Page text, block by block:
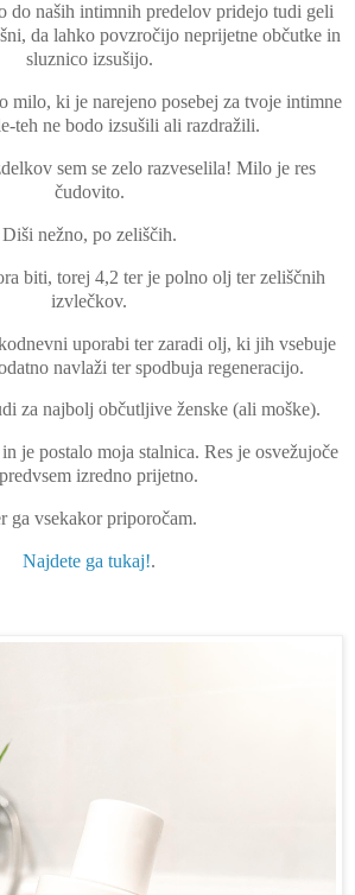
do naših intimnih predelov pridejo tudi geli
da lahko povzročijo neprijetne občutke in
sluznico izsušijo.
milo, ki je narejeno posebej za tvoje intimne
teh ne bodo izsušili ali razdražili.
sem se zelo razveselila! Milo je res
čudovito.
Diši nežno, po zeliščih.
biti, torej 4,2 ter je polno olj ter zeliščnih
izvlečkov.
uporabi ter zaradi olj, ki jih vsebuje
navlaži ter spodbuja regeneracijo.
za najbolj občutljive ženske (ali moške).
je postalo moja stalnica. Res je osvežujoče
izredno prijetno.
ga vsekakor priporočam.
Najdete ga tukaj!.